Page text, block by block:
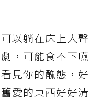
以躺在床上大聲
，可能食不下嚥
見你的醜態，好
愛的東西好好清